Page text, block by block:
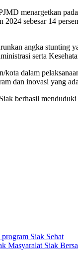
menargetkan
sebesar 14
angka
serta
kota dalam
dan inovasi yang
berhasil
Siak Sehat
Siak